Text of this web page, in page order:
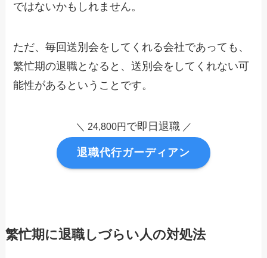
ではないかもしれません。
ただ、毎回送別会をしてくれる会社であっても、
繁忙期の退職となると、送別会をしてくれない可
能性があるということです。
＼ 24,800円で即日退職／
退職代行ガーディアン
繁忙期に退職しづらい人の対処法